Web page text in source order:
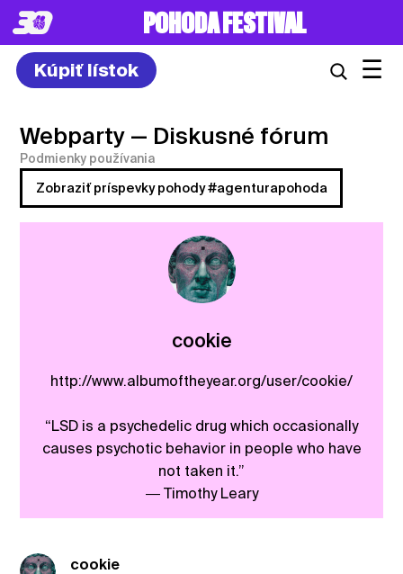
POHODA FESTIVAL
Kúpiť lístok ☰
Webparty — Diskusné fórum
Podmienky používania
Zobraziť príspevky pohody #agenturapohoda
cookie
http://www.albumoftheyear.org/user/cookie/
“LSD is a psychedelic drug which occasionally
causes psychotic behavior in people who have
not taken it.”
― Timothy Leary
cookie